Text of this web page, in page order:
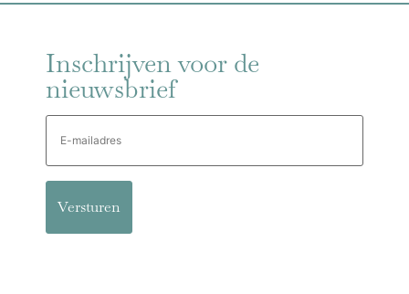
Inschrijven voor de
nieuwsbrief
E-
mailadres